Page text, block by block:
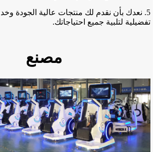
5. نعدك بأن نقدم لك منتجات عالية الجودة
تفضيلية لتلبية جميع احتياجاتك.
مصنع